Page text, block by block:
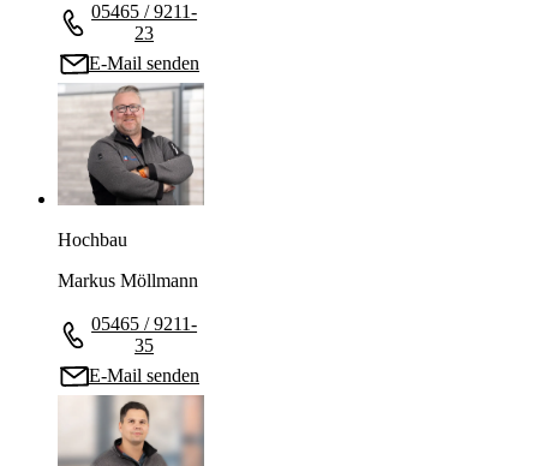
05465 / 9211-
23
E-Mail senden
Hochbau
Markus Möllmann
05465 / 9211-
35
E-Mail senden